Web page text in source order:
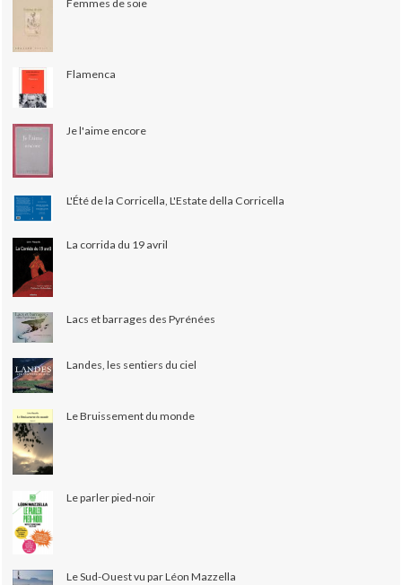
Femmes de soie
Flamenca
Je l'aime encore
L'Été de la Corricella, L'Estate della Corricella
La corrida du 19 avril
Lacs et barrages des Pyrénées
Landes, les sentiers du ciel
Le Bruissement du monde
Le parler pied-noir
Le Sud-Ouest vu par Léon Mazzella